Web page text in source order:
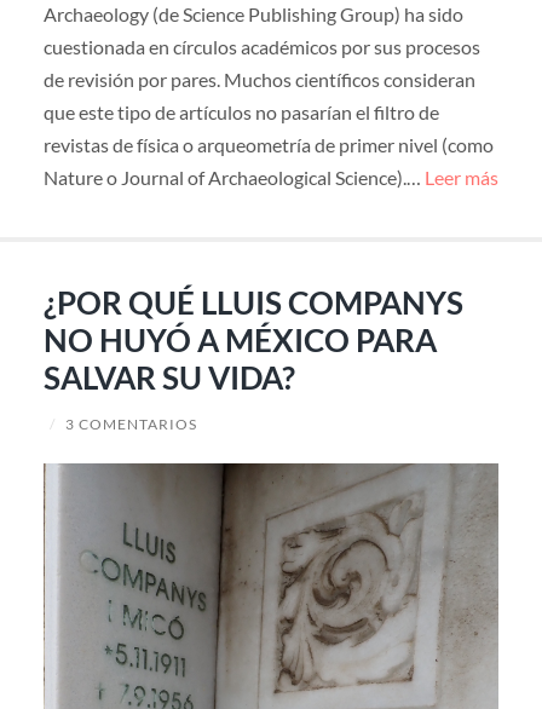
Archaeology (de Science Publishing Group) ha sido
cuestionada en círculos académicos por sus procesos
de revisión por pares. Muchos científicos consideran
que este tipo de artículos no pasarían el filtro de
revistas de física o arqueometría de primer nivel (como
Nature o Journal of Archaeological Science).… Leer más
¿POR QUÉ LLUIS COMPANYS
NO HUYÓ A MÉXICO PARA
SALVAR SU VIDA?
/ 3 COMENTARIOS